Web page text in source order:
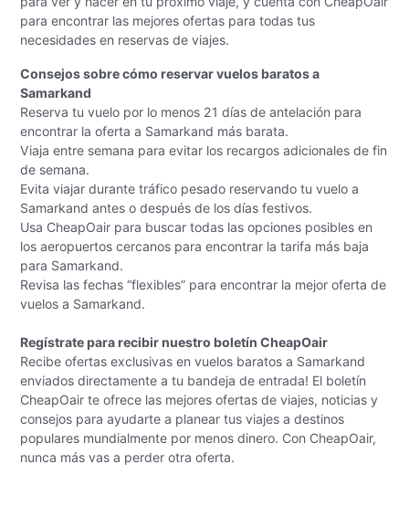
para encontrar las mejores ofertas para todas tus
necesidades en reservas de viajes.
Consejos sobre cómo reservar vuelos baratos a
Samarkand
Reserva tu vuelo por lo menos 21 días de antelación para
encontrar la oferta a Samarkand más barata.
Viaja entre semana para evitar los recargos adicionales de fin
de semana.
Evita viajar durante tráfico pesado reservando tu vuelo a
Samarkand antes o después de los días festivos.
Usa CheapOair para buscar todas las opciones posibles en
los aeropuertos cercanos para encontrar la tarifa más baja
para Samarkand.
Revisa las fechas “flexibles” para encontrar la mejor oferta de
vuelos a Samarkand.
Regístrate para recibir nuestro boletín CheapOair
Recibe ofertas exclusivas en vuelos baratos a Samarkand
enviados directamente a tu bandeja de entrada! El boletín
CheapOair te ofrece las mejores ofertas de viajes, noticias y
consejos para ayudarte a planear tus viajes a destinos
populares mundialmente por menos dinero. Con CheapOair,
nunca más vas a perder otra oferta.